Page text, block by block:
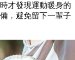
才發現運動暖身的
，避免留下一輩子